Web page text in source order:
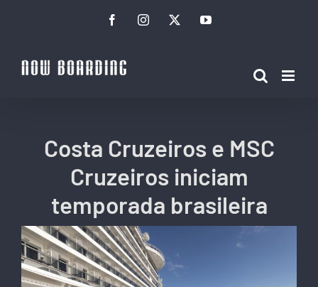
conteúdo
FacebookInstagramTwitterYouTube
Costa Cruzeiros e MSC
Cruzeiros iniciam
temporada brasileira